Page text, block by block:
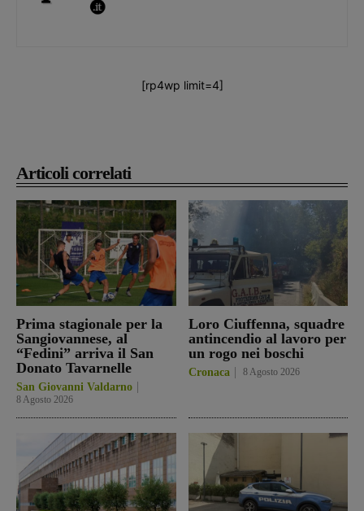
Articoli correlati
Prima stagionale per la
Sangiovannese, al
“Fedini” arriva il San
Donato Tavarnelle
San Giovanni Valdarno
8 Agosto 2026
Loro Ciuffenna, squadre
antincendio al lavoro per
un rogo nei boschi
Cronaca 8 Agosto 2026
[rp4wp limit=4]